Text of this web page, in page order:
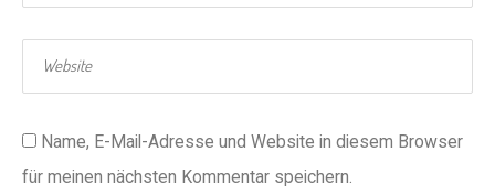
Name, E-Mail-Adresse und Website in diesem Browser
für meinen nächsten Kommentar speichern.